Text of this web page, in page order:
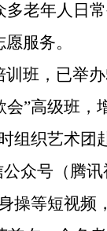
老年人日
服务。
班，已举
”高级班，
组织艺术团
众号（腾
操等短视频